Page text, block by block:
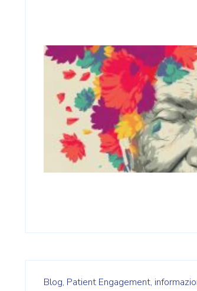
Blog, Patient Engagement,